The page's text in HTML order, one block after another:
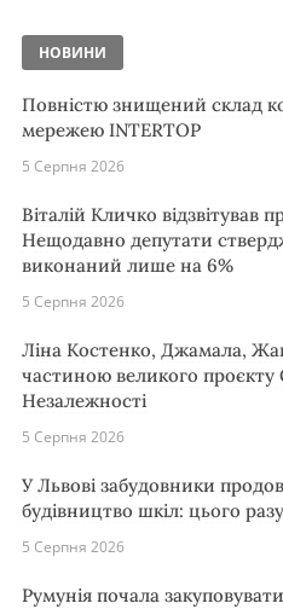
НОВИНИ
Повністю знищений склад
мережею INTERTOP
5 Серпня 2026
Віталій Кличко відзвітував
Нещодавно депутати
виконаний лише на 6%
5 Серпня 2026
Ліна Костенко, Джамала,
частиною великого проєкту
Незалежності
5 Серпня 2026
У Львові забудовники
будівництво шкіл: цього
5 Серпня 2026
Румунія почала